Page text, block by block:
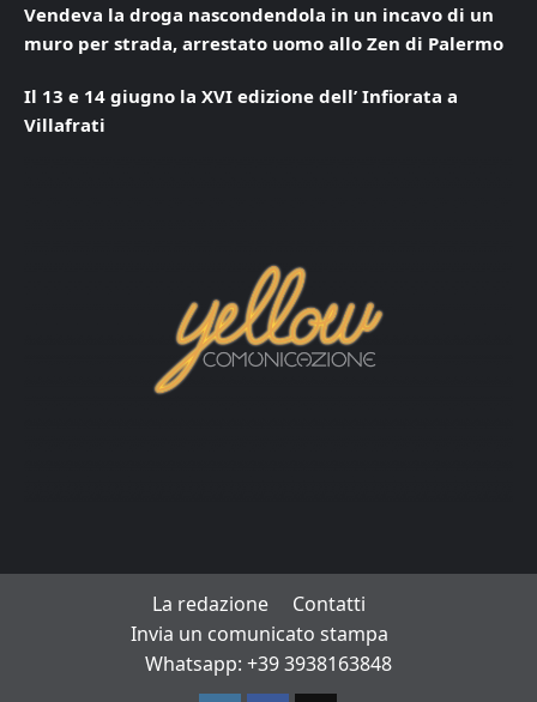
Vendeva la droga nascondendola in un incavo di un
muro per strada, arrestato uomo allo Zen di Palermo
Il 13 e 14 giugno la XVI edizione dell’ Infiorata a
Villafrati
La redazione
Contatti
Invia un comunicato stampa
Whatsapp: +39 3938163848